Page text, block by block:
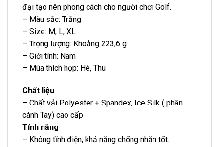
đại tạo nên phong cách cho người chơi Golf.
– Màu sắc: Trắng
– Size: M, L, XL
– Trọng lượng: Khoảng 223,6 g
– Giới tính: Nam
– Mùa thích hợp: Hè, Thu
Chất liệu
– Chất vải Polyester + Spandex, Ice Silk ( phần
cánh Tay) cao cấp
Tính năng
– Không tĩnh điện, khả năng chống nhăn tốt.